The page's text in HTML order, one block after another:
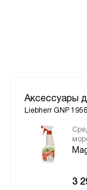
Аксессуары
Liebherr GNP 1956
3